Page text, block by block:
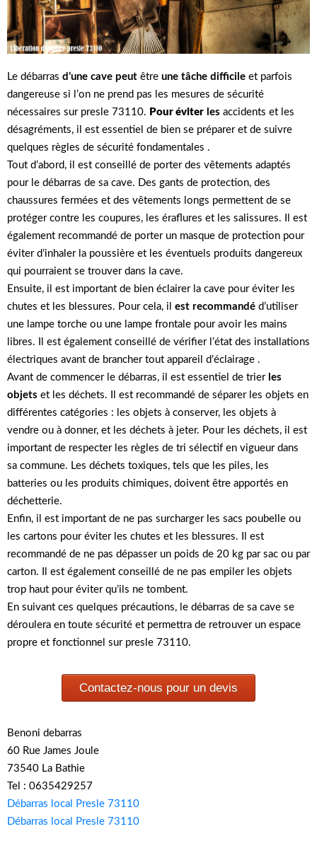
Le débarras d’une cave peut être une tâche difficile et parfois
dangereuse si l’on ne prend pas les mesures de sécurité
nécessaires sur presle 73110. Pour éviter les accidents et les
désagréments, il est essentiel de bien se préparer et de suivre
quelques règles de sécurité fondamentales .
Tout d’abord, il est conseillé de porter des vêtements adaptés
pour le débarras de sa cave. Des gants de protection, des
chaussures fermées et des vêtements longs permettent de se
protéger contre les coupures, les éraflures et les salissures. Il est
également recommandé de porter un masque de protection pour
éviter d’inhaler la poussière et les éventuels produits dangereux
qui pourraient se trouver dans la cave.
Ensuite, il est important de bien éclairer la cave pour éviter les
chutes et les blessures. Pour cela, il est recommandé d’utiliser
une lampe torche ou une lampe frontale pour avoir les mains
libres. Il est également conseillé de vérifier l’état des installations
électriques avant de brancher tout appareil d’éclairage .
Avant de commencer le débarras, il est essentiel de trier les
objets et les déchets. Il est recommandé de séparer les objets en
différentes catégories : les objets à conserver, les objets à
vendre ou à donner, et les déchets à jeter. Pour les déchets, il est
important de respecter les règles de tri sélectif en vigueur dans
sa commune. Les déchets toxiques, tels que les piles, les
batteries ou les produits chimiques, doivent être apportés en
déchetterie.
Enfin, il est important de ne pas surcharger les sacs poubelle ou
les cartons pour éviter les chutes et les blessures. Il est
recommandé de ne pas dépasser un poids de 20 kg par sac ou par
carton. Il est également conseillé de ne pas empiler les objets
trop haut pour éviter qu’ils ne tombent.
En suivant ces quelques précautions, le débarras de sa cave se
déroulera en toute sécurité et permettra de retrouver un espace
propre et fonctionnel sur presle 73110.
Contactez-nous pour un devis
Benoni debarras
60 Rue James Joule
73540 La Bathie
Tel : 0635429257
Débarras local Presle 73110
Débarras local Presle 73110